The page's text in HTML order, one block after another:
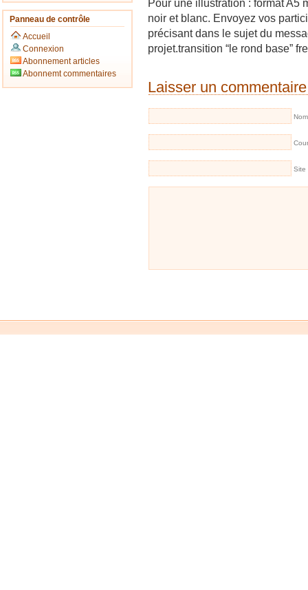
Panneau de contrôle
Accueil
Connexion
Abonnement articles
Abonnemt commentaires
Pour une illustration : format A5
noir et blanc. Envoyez vos
précisant dans le sujet du
projet.transition “le rond base”
Laisser un commentaire
Site